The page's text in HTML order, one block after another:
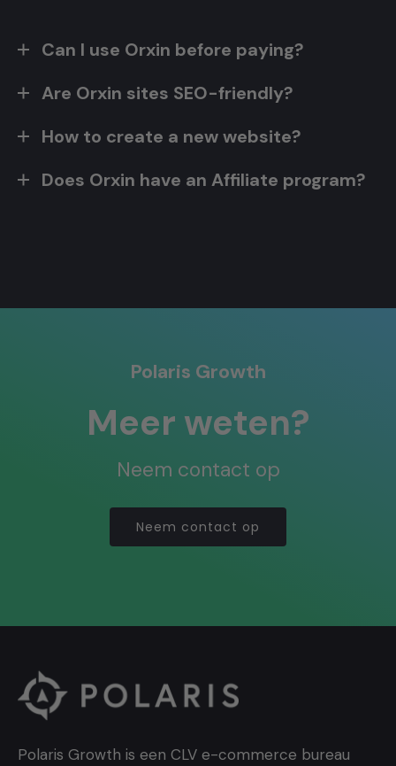
Can I use Orxin before paying?
Are Orxin sites SEO-friendly?
How to create a new website?
Does Orxin have an Affiliate program?
Polaris Growth
Meer weten?
Neem contact op
Neem contact op
Polaris Growth is een CLV e-commerce bureau